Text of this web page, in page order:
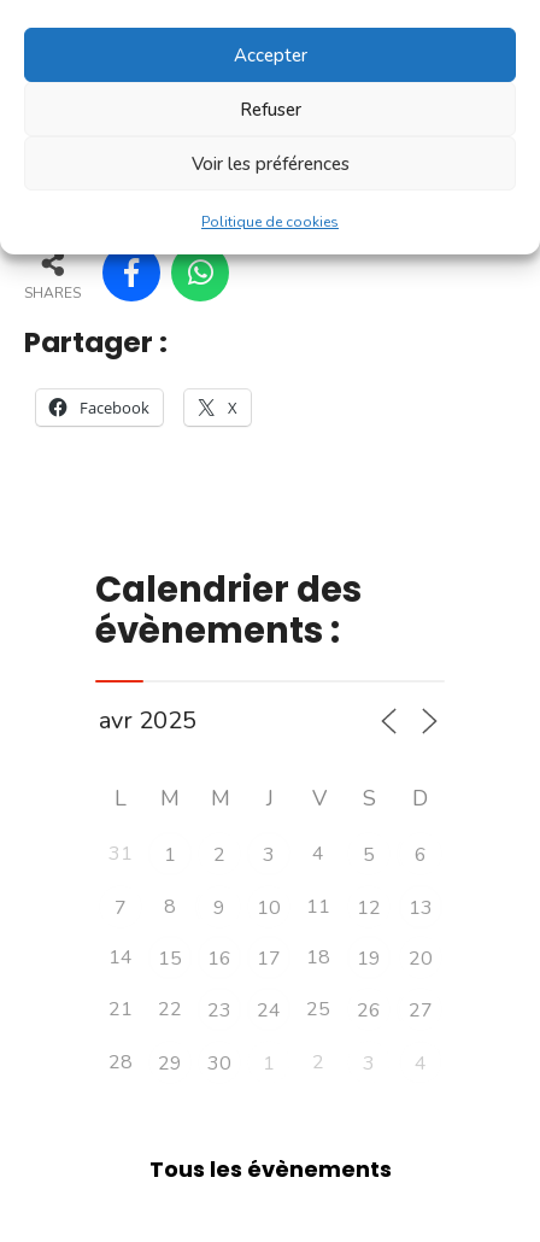
Accepter
Refuser
Voir les préférences
Politique de cookies
C'est un [...]
En savoir plus
159
SHARES
Partager :
Facebook X
Calendrier des
évènements :
L M M J V S D
31 1 2 3 4 5
6
7
8 9 10 11 12
13
14
15 16 17 18 19
20
21
22 23 24 25 26
27
28
29 30 1 2 3 4
Tous les évènements